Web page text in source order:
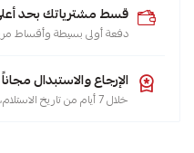
قسط مشترياتك بحد أعلى
دفعة أولى بسيطة وأقساط
الإرجاع والاستبدال مجاناً
خلال 7 أيام من تاريخ الاستلام، هو حقك تضمنه، حسب سياسة الاسترجاع